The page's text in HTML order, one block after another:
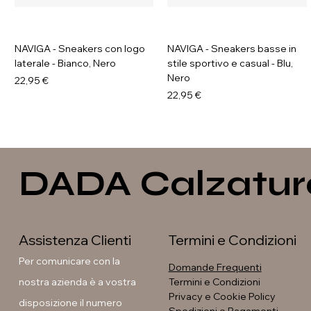
NAVIGA - Sneakers con logo
laterale - Bianco, Nero
Prezzo
22,95 €
NAVIGA - Sneakers basse in
stile sportivo e casual - Blu,
Nero
Prezzo
22,95 €
Soleil - Anfibi con fibbia e GALIA - Sneakers platform
GAVI - Stivaletti con fibbia e GAVI - Anfibi con suola
DADA
Assistenza Clienti
Per comunicare con la
nostra azienda è a vostra
disposizione il numero
Termini e Condizioni
Domande Frequenti
Termini e Condizioni
Privacy e Cookie Policy